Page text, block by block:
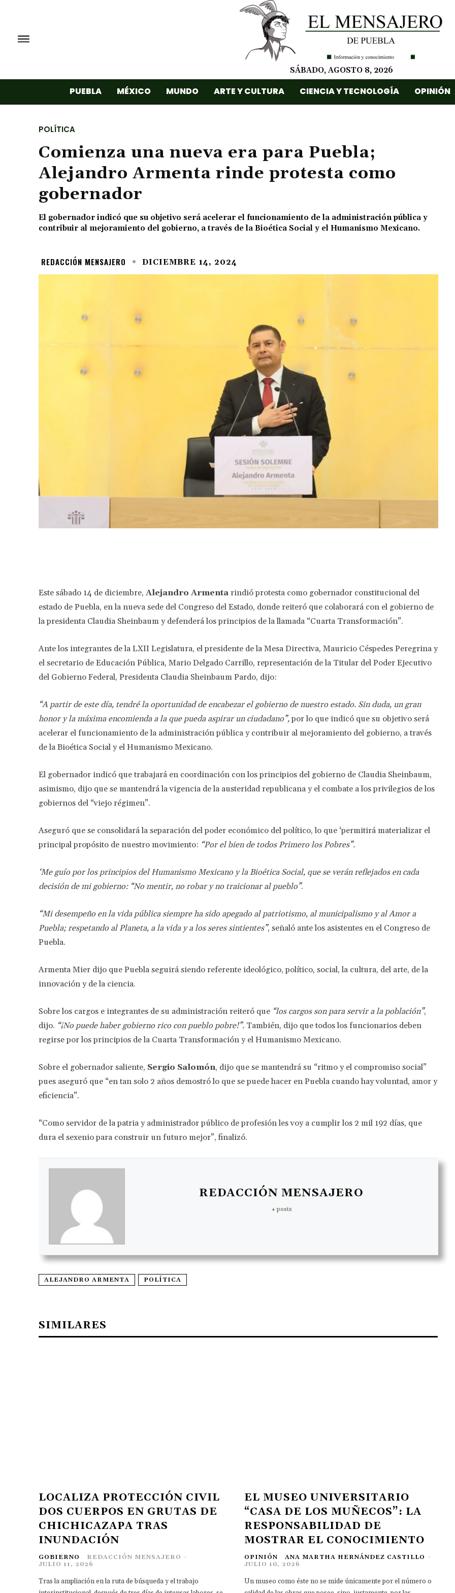
SÁBADO, AGOSTO 8, 2026
PUEBLA MÉXICO MUNDO ARTE Y CULTURA CIENCIA Y TECNOLOGÍA OPINIÓN
POLÍTICA
Comienza una nueva era para Puebla;
Alejandro Armenta rinde protesta como
gobernador
El gobernador indicó que su objetivo será acelerar el funcionamiento de la administración pública y
contribuir al mejoramiento del gobierno, a través de la Bioética Social y el Humanismo Mexicano.
REDACCIÓN MENSAJERO DICIEMBRE 14, 2024
Este sábado 14 de diciembre, Alejandro Armenta rindió protesta como gobernador constitucional del
estado de Puebla, en la nueva sede del Congreso del Estado, donde reiteró que colaborará con el gobierno de
la presidenta Claudia Sheinbaum y defenderá los principios de la llamada “Cuarta Transformación”.
Ante los integrantes de la LXII Legislatura, el presidente de la Mesa Directiva, Mauricio Céspedes Peregrina y
el secretario de Educación Pública, Mario Delgado Carrillo, representación de la Titular del Poder Ejecutivo
del Gobierno Federal, Presidenta Claudia Sheinbaum Pardo, dijo:
“A partir de este día, tendré la oportunidad de encabezar el gobierno de nuestro estado. Sin duda, un gran
honor y la máxima encomienda a la que pueda aspirar un ciudadano”,por lo que indicó que su objetivo será
acelerar el funcionamiento de la administración pública y contribuir al mejoramiento del gobierno, a través
de la Bioética Social y el Humanismo Mexicano.
El gobernador indicó que trabajará en coordinación con los principios del gobierno de Claudia Sheinbaum,
asimismo, dijo que se mantendrá la vigencia de la austeridad republicana y el combate a los privilegios de los
gobiernos del “viejo régimen”.
Aseguró que se consolidará la separación del poder económico del político, lo que ‘permitirá materializar el
principal propósito de nuestro movimiento: “Por el bien de todos Primero los Pobres”.
‘Me guío por los principios del Humanismo Mexicano y la Bioética Social, que se verán reflejados en cada
decisión de mi gobierno: “No mentir, no robar y no traicionar al pueblo”.
“Mi desempeño en la vida pública siempre ha sido apegado al patriotismo, al municipalismo y al Amor a
Puebla; respetando al Planeta, a la vida y a los seres sintientes”, señaló ante los asistentes en el Congreso de
Puebla.
Armenta Mier dijo que Puebla seguirá siendo referente ideológico, político, social, la cultura, del arte, de la
innovación y de la ciencia.
Sobre los cargos e integrantes de su administración reiteró que “los cargos son para servir a la población”,
dijo. “¡No puede haber gobierno rico con pueblo pobre!”. También, dijo que todos los funcionarios deben
regirse por los principios de la Cuarta Transformación y el Humanismo Mexicano.
Sobre el gobernador saliente, Sergio Salomón, dijo que se mantendrá su “ritmo y el compromiso social”
pues aseguró que “en tan solo 2 años demostró lo que se puede hacer en Puebla cuando hay voluntad, amor y
eficiencia”.
“Como servidor de la patria y administrador público de profesión les voy a cumplir los 2 mil 192 días, que
dura el sexenio para construir un futuro mejor”, finalizó.
REDACCIÓN MENSAJERO
+ posts
ALEJANDRO ARMENTA POLÍTICA
SIMILARES
LOCALIZA PROTECCIÓN CIVIL
DOS CUERPOS EN GRUTAS DE
CHICHICAZAPA TRAS
INUNDACIÓN
GOBIERNO REDACCIÓN MENSAJERO -
JULIO 11, 2026
Tras la ampliación en la ruta de búsqueda y el trabajo
EL MUSEO UNIVERSITARIO
“CASA DE LOS MUÑECOS”: LA
RESPONSABILIDAD DE
MOSTRAR EL CONOCIMIENTO
OPINIÓN ANA MARTHA HERNÁNDEZ CASTILLO -
JULIO 10, 2026
Un museo como éste no se mide únicamente por el número o